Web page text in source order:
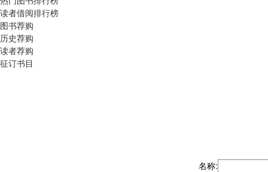
读者借阅排行榜
图书荐购
历史荐购
读者荐购
征订书目
名称: